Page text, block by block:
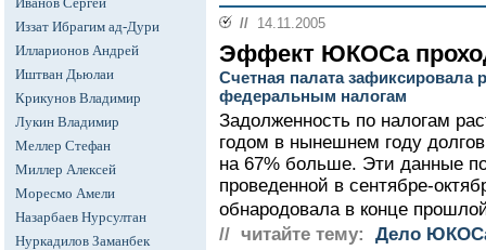
Иззат Ибрагим ад-Дури
Илларионов Андрей
Иштван Дьюлаи
Крикунов Владимир
Лукин Владимир
Меллер Стефан
Миллер Алексей
Моресмо Амели
Назарбаев Нурсултан
Нуркадилов Заманбек
// 14.11.2005
Эффект ЮКОСа
Счетная палата зафиксировала
федеральным налогам
Задолженность по налогам
годом в нынешнем году
на 67% больше. Эти данные
проведенной в сентябре-
обнародовала в конце
// читайте тему:
Дело